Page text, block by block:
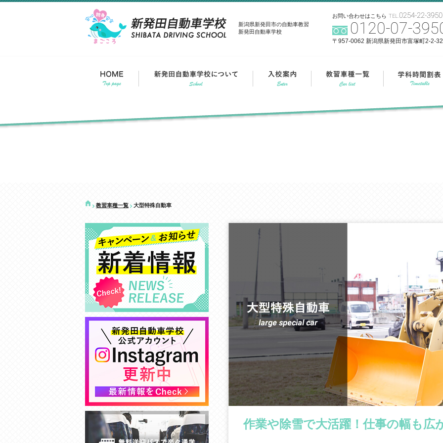
新潟県新発田市の自動車教習
新発田自動車学校
お問い合わせはこちら TEL.0254-22-3950
0120-07-
〒957-0062 新潟県新発田市富塚町2-2-32
教習車種一覧 大型特殊自動車
作業や除雪で大活躍！仕事の幅も広